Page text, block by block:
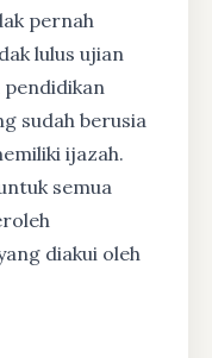
pernah
lulus ujian
sudah berusia
ijazah.
semua
diakui oleh